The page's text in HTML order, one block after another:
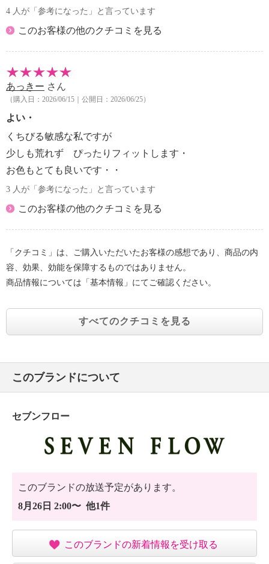
4 人が「参考になった」と言っています
このお客様の他のクチコミを見る
あっきー さん
（購入日：2026/06/15｜公開日：2026/06/25）
よい・
くちびる敏感な私ですが
少しも荒れず ぴったりフィットします・
お色もとても良いです・・
3 人が「参考になった」と言っています
このお客様の他のクチコミを見る
「クチコミ」は、ご購入いただいたお客様の感想であり、商品の内
容、効果、効能を保障するものではありません。
商品情報については「基本情報」にてご確認ください。
すべてのクチコミを見る
このブランドについて
セブンフロー
このブランドの放送予定があります。
8月26日 2:00〜 他1件
このブランドの新着情報を受け取る